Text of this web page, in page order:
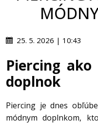
25. 5. 2026 | 10:43
Piercing
doplnok
Piercing je dnes
módnym doplnkom,